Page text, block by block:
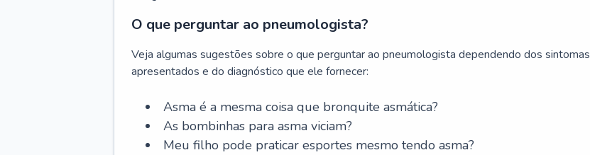
O que perguntar ao pneumologista?
Veja algumas sugestões sobre o que perguntar ao pneumologista dependendo dos sintomas
apresentados e do diagnóstico que ele fornecer:
Asma é a mesma coisa que bronquite asmática?
As bombinhas para asma viciam?
Meu filho pode praticar esportes mesmo tendo asma?